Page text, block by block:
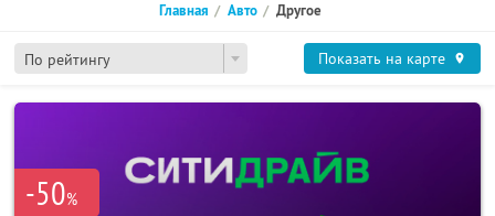
По рейтингу
Главная Авто Другое
Показать на карте
-50%